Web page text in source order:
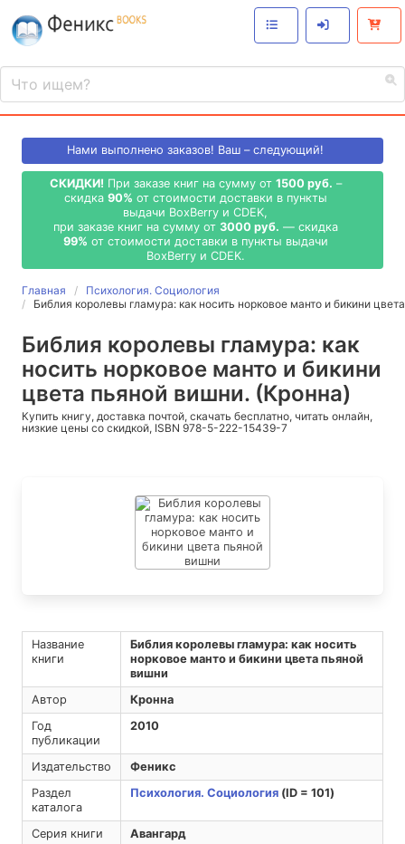
Нами выполнено заказов! Ваш – следующий!
СКИДКИ! При заказе книг на сумму от 1500 руб. –
скидка 90% от стоимости доставки в пункты
выдачи BoxBerry и CDEK,
при заказе книг на сумму от 3000 руб. — скидка
99% от стоимости доставки в пункты выдачи
BoxBerry и CDEK.
Главная
Психология. Социология
Библия королевы гламура: как носить норковое манто и бикини
Библия королевы гламура: как
носить норковое манто и бикини
цвета пьяной вишни. (Кронна)
Купить книгу, доставка почтой, скачать бесплатно, читать онлайн,
низкие цены со скидкой, ISBN 978-5-222-15439-7
Название
книги
Библия королевы гламура: как носить
норковое манто и бикини цвета пьяной
вишни
Автор
Кронна
Год
публикации
2010
Издательство
Феникс
Раздел
каталога
Психология. Социология(ID = 101)
Серия книги
Авангард